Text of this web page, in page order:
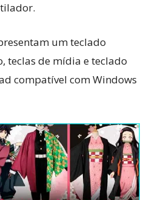
um teclado
teclas de mídia e teclado
compatível com Windows